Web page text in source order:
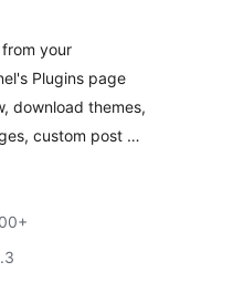
your
Plugins page
download themes,
custom post …